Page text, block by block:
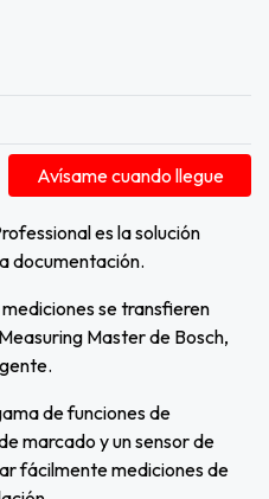
Avísame cuando llegue
es la solución
documentación.
se transfieren
Master de Bosch,
de funciones de
marcado y un sensor de
fácilmente mediciones de